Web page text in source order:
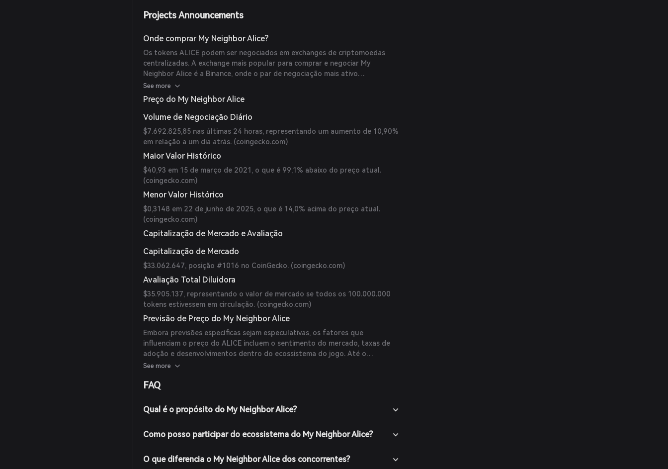
Projects Announcements
Onde comprar My Neighbor Alice?
Os tokens ALICE podem ser negociados em exchanges de criptomoedas
centralizadas. A exchange mais popular para comprar e negociar My
Neighbor Alice é a Binance, onde o par de negociação mais ativo
ALICE/USDT teve um volume de negociação de $816.536,74 nas últimas 24
horas. Outras opções populares incluem MEXC e Ourbit. (
See more
Preço do My Neighbor Alice
Volume de Negociação Diário
$7.692.825,85 nas últimas 24 horas, representando um aumento de 10,90%
em relação a um dia atrás. (coingecko.com)
Maior Valor Histórico
$40,93 em 15 de março de 2021, o que é 99,1% abaixo do preço atual.
(coingecko.com)
Menor Valor Histórico
$0,3148 em 22 de junho de 2025, o que é 14,0% acima do preço atual.
(coingecko.com)
Capitalização de Mercado e Avaliação
Capitalização de Mercado
$33.062.647, posição #1016 no CoinGecko. (coingecko.com)
Avaliação Total Diluidora
$35.905.137, representando o valor de mercado se todos os 100.000.000
tokens estivessem em circulação. (coingecko.com)
Previsão de Preço do My Neighbor Alice
Embora previsões específicas sejam especulativas, os fatores que
influenciam o preço do ALICE incluem o sentimento do mercado, taxas de
adoção e desenvolvimentos dentro do ecossistema do jogo. Até o
momento, não existem previsões disponíveis de especialistas ou publicações
See more
FAQ
Qual é o propósito do My Neighbor Alice?
Como posso participar do ecossistema do My Neighbor Alice?
O que diferencia o My Neighbor Alice dos concorrentes?